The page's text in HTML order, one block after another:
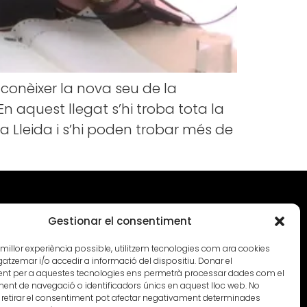
Gestionar el consentiment
millor experiència possible, utilitzem tecnologies com ara cookies
i/o accedir a informació del dispositiu. Donar el
per a aquestes tecnologies ens permetrà processar dades com el
de navegació o identificadors únics en aquest lloc web. No
el consentiment pot afectar negativament determinades
la nova seu de la
aquest llegat s’hi troba tota la
Lleida i s’hi poden trobar més de
esquerre 25003,
96
Agenda